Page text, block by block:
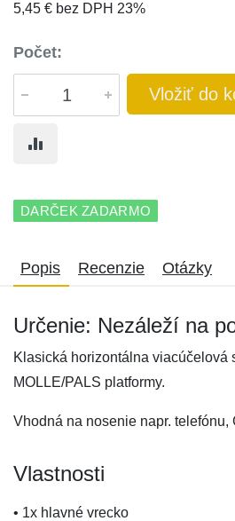
5,45 € bez DPH 23%
Počet:
Vložiť do
DARČEK ZADARMO
Popis Recenzie Otázky
Určenie: Nezáleží na
Klasická horizontálna viacúčelová
MOLLE/PALS platformy.
Vhodná na nosenie napr. telefónu,
Vlastnosti
• 1x hlavné vrecko